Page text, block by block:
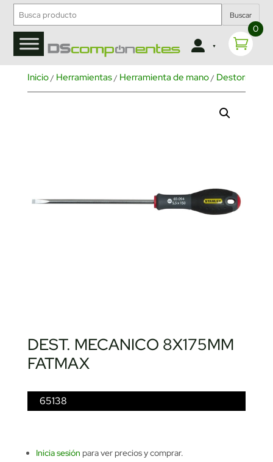
Buscar
0
Inicio/ Herramientas/ Herramienta de mano/
DEST. MECANICO 8X175MM
FATMAX
65138
Inicia sesión para ver precios y comprar.